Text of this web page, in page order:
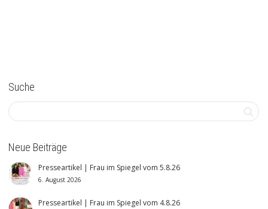
Suche
Neue Beiträge
Presseartikel | Frau im Spiegel vom 5.8.26
6. August 2026
Presseartikel | Frau im Spiegel vom 4.8.26